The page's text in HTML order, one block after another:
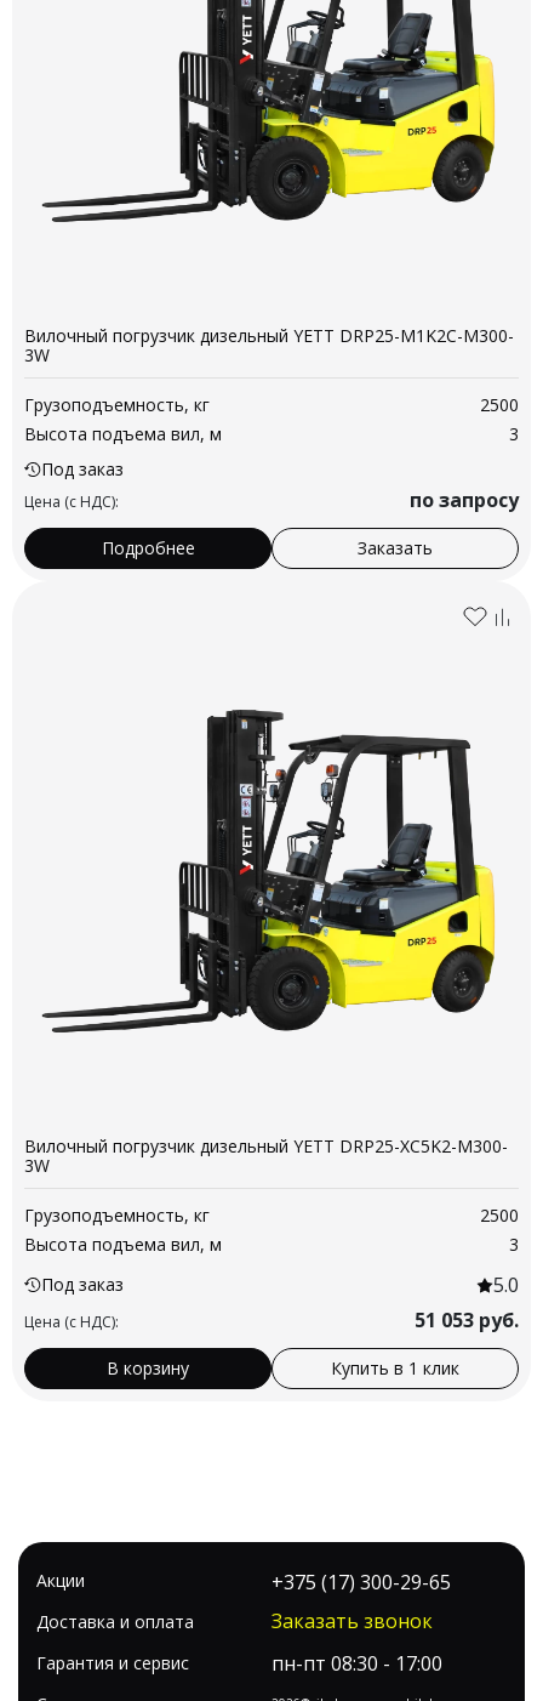
Вилочный погрузчик дизельный YETT DRP25-M1K2C-M300-
3W
Грузоподъемность, кг
2500
Высота подъема вил, м
3
Под заказ
Цена (с НДС): по запросу
Подробнее Заказать
Вилочный погрузчик дизельный YETT DRP25-XC5K2-M300-
3W
Грузоподъемность, кг
2500
Высота подъема вил, м
3
Под заказ
5.0
Цена (с НДС): 51 053 руб.
В корзину Купить в 1 клик
Акции
Доставка и оплата
Гарантия и сервис
+375 (17) 300-29-65
Заказать звонок
пн-пт 08:30 - 17:00